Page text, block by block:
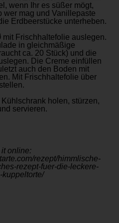
wenn Ihr es süßer mögt,
wer mag und Vanillepaste
Erdbeerstücke unterheben.
Frischhaltefolie auslegen.
in gleichmäßige
ca. 20 Stück) und die
Die Creme einfüllen
auch den Boden mit
Mit Frischhaltefolie über
holen, stürzen,
servieren.
it online:
rezept/himmlische-
rezept-fuer-die-leckere-
kuppeltorte/